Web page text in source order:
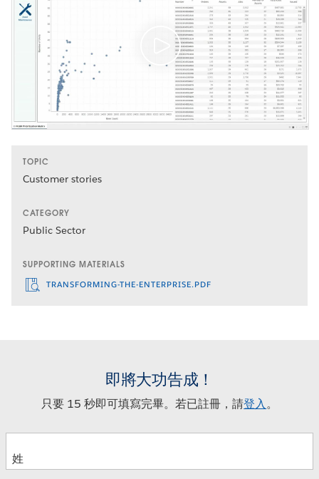
TOPIC
Customer stories
CATEGORY
Public Sector
SUPPORTING MATERIALS
TRANSFORMING-THE-ENTERPRISE.PDF
即將大功告成！
只要 15 秒即可填寫完畢。若已註冊，請登入。